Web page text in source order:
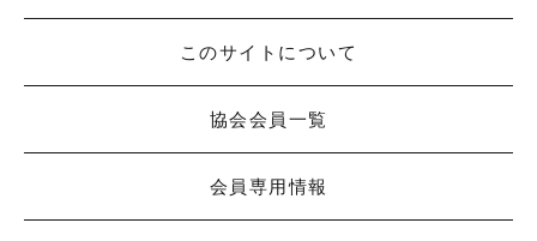
このサイトについて
協会会員一覧
会員専用情報